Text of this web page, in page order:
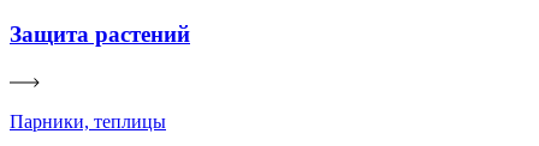
Защита растений
Парники, теплицы